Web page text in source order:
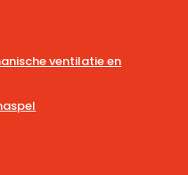
ventilatie en